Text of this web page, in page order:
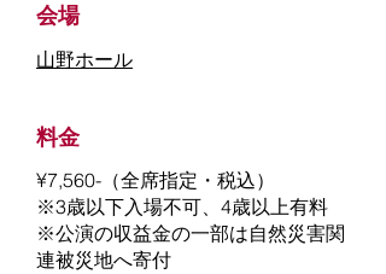
会場
​山野ホール​
料金
¥7,560-（全席指定・税込）
※3歳以下入場不可、4歳以上有料
※公演の収益金の一部は自然災害関
連被災地へ寄付